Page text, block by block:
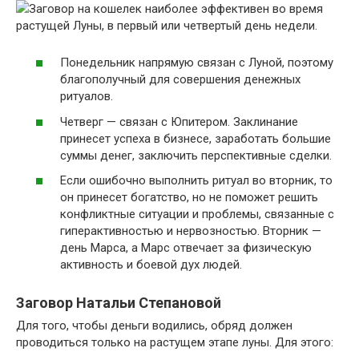
Заговор на кошелек наиболее эффективен во время
растущей Луны, в первый или четвертый день недели.
Понедельник напрямую связан с Луной, поэтому
благополучный для совершения денежных
ритуалов.
Четверг — связан с Юпитером. Заклинание
принесет успеха в бизнесе, заработать большие
суммы денег, заключить перспективные сделки.
Если ошибочно выполнить ритуал во вторник, то
он принесет богатство, но не поможет решить
конфликтные ситуации и проблемы, связанные с
гиперактивностью и нервозностью. Вторник —
день Марса, а Марс отвечает за физическую
активность и боевой дух людей.
Заговор Натальи Степановой
Для того, чтобы деньги водились, обряд должен
проводиться только на растущем этапе луны. Для этого: